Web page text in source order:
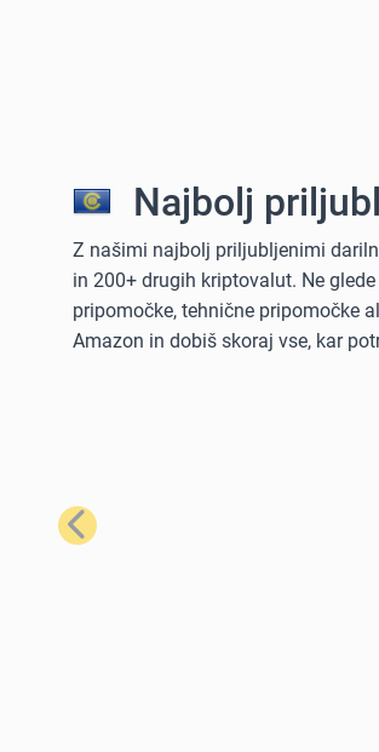
Najbolj
Z našimi najbolj priljubljenimi
in 200+ drugih kriptovalut. Ne
pripomočke, tehnične pripomočke
Amazon in dobiš skoraj vse, kar
Prejšnji